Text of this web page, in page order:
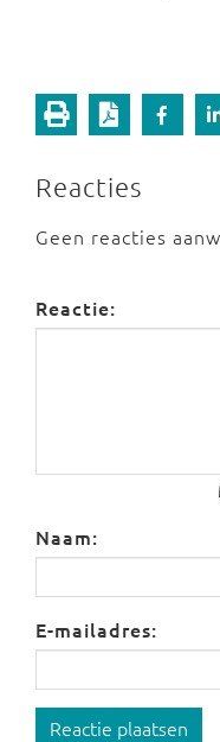
Reacties
Geen reacties
Reactie:
Naam:
E-mailadres:
Reactie plaatsen